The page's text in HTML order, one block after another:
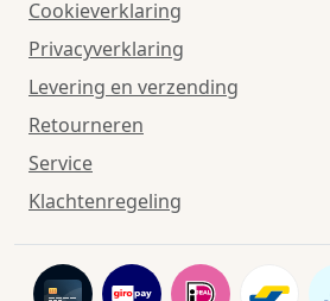
Cookieverklaring
Privacyverklaring
Levering en verzending
Retourneren
Service
Klachtenregeling